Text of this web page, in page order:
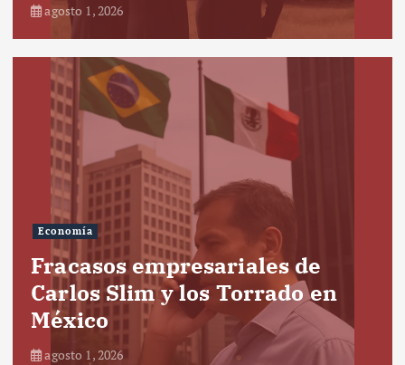
agosto 1, 2026
Economía
Fracasos empresariales de
Carlos Slim y los Torrado en
México
agosto 1, 2026